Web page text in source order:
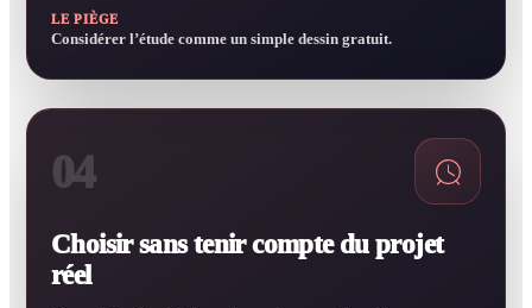
LE PIÈGE
Considérer l’étude comme un simple dessin gratuit.
04
Choisir sans tenir compte du projet
réel